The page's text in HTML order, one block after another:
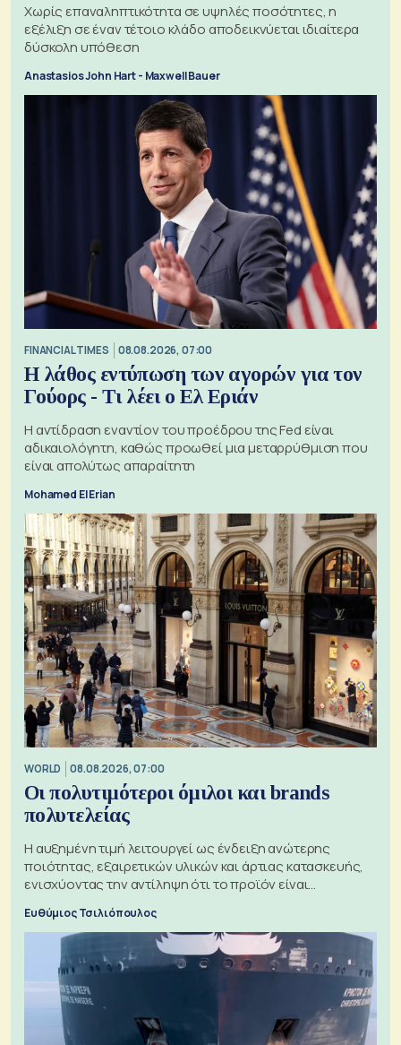
Χωρίς επαναληπτικότητα σε υψηλές ποσότητες, η
εξέλιξη σε έναν τέτοιο κλάδο αποδεικνύεται ιδιαίτερα
δύσκολη υπόθεση
Anastasios John Hart - Maxwell Bauer
FINANCIAL TIMES 08.08.2026, 07:00
Η λάθος εντύπωση των αγορών για τον
Γούορς - Τι λέει ο Ελ Εριάν
Η αντίδραση εναντίον του προέδρου της Fed είναι
αδικαιολόγητη, καθώς προωθεί μια μεταρρύθμιση που
είναι απολύτως απαραίτητη
Mohamed El Erian
WORLD 08.08.2026, 07:00
Οι πολυτιμότεροι όμιλοι και brands
πολυτελείας
Η αυξημένη τιμή λειτουργεί ως ένδειξη ανώτερης
ποιότητας, εξαιρετικών υλικών και άρτιας κατασκευής,
ενισχύοντας την αντίληψη ότι το προϊόν είναι
Ευθύμιος Τσιλιόπουλος